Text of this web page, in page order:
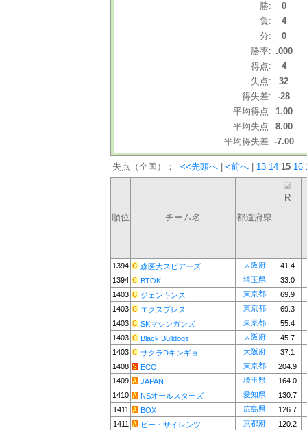
勝:
0
負:
4
分:
0
勝率: .000
得点:
4
失点:
32
得失差:
-28
平均得点: 1.00
平均失点: 8.00
平均得失差: -7.00
失点（全国）： <<先頭へ <前へ 13 14 15 16
順位 チーム名 都道府県
R
1394 森医大スピアーズ 大阪府
41.4
1394
BTOK 埼玉県
33.0
1403
ジェンキンス 東京都
69.9
1403
エクスプレス 東京都
69.3
1403
SKマシンガンズ 東京都
55.4
1403
Black Bulldogs 大阪府
45.7
1403
サクラDキンギョ 大阪府
37.1
1408
ECO 東京都
204.9
1409
JAPAN 埼玉県
164.0
1410
NSオールスターズ 愛知県
130.7
1411
BOX 広島県
126.7
1411
ビー・サイレンツ 京都府
120.2